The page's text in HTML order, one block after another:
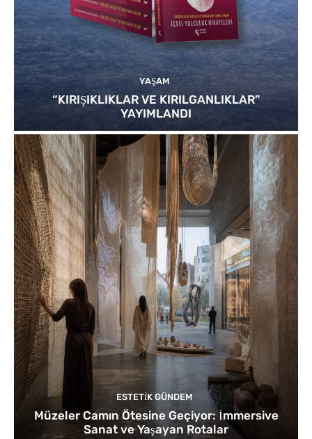
YAŞAM
“KIRIŞIKLIKLAR VE KIRILGANLIKLAR”
YAYIMLANDI
ESTETIK GÜNDEM
Müzeler Camın Ötesine Geçiyor: İmmersive
Sanat ve Yaşayan Rotalar